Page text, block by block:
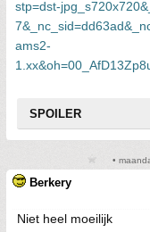
SPOILER
•
Berkery
Niet heel moeilijk